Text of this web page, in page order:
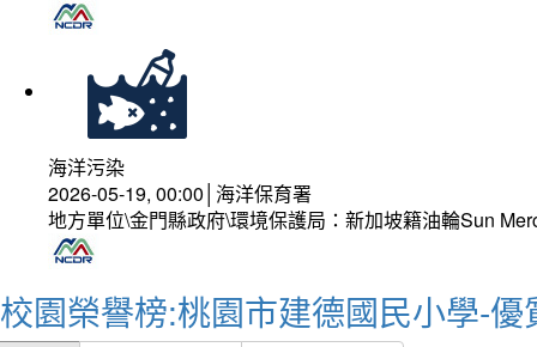
海洋污染
2026-05-19, 00:00│海洋保育署
地方單位\金門縣政府\環境保護局：新加坡籍油輪Sun
校園榮譽榜:桃園市建德國民小學-優